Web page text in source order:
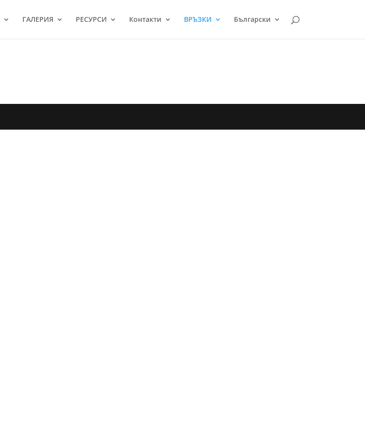
ГАЛЕРИЯ РЕСУРСИ Контакти ВРЪЗКИ Български